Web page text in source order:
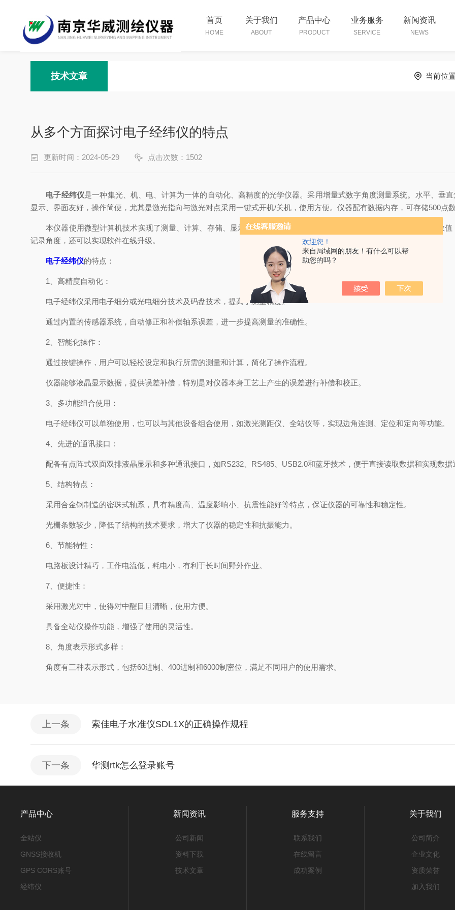
欢迎您！
来自局域网的朋友！有什么可以帮
助您的吗？
首页
HOME
关于我们
ABOUT
产品中心
PRODUCT
业务服务
SERVICE
新闻资讯
NEWS
技术文章 当前位
从多个方面探讨电子经纬仪的特点
更新时间：2024-05-29 点击次数：1502
电子经纬仪是一种集光、机、电、计算为一体的自动化、高精度的光学仪器。采用增量式数字角度测量系统。水平、垂直
显示、界面友好，操作简便，尤其是激光指向与激光对点采用一键式开机/关机，使用方便。仪器配有数据内存，可存储500
本仪器使用微型计算机技术实现了测量、计算、存储、显示等多种功能。它可以实时显示出水平角、垂直角测量结果数
记录角度，还可以实现软件在线升级。
电子经纬仪的特点：
1、高精度自动化：
电子经纬仪采用电子细分或光电细分技术及码盘技术，提高了测量精度。
通过内置的传感器系统，自动修正和补偿轴系误差，进一步提高测量的准确性。
2、智能化操作：
通过按键操作，用户可以轻松设定和执行所需的测量和计算，简化了操作流程。
仪器能够液晶显示数据，提供误差补偿，特别是对仪器本身工艺上产生的误差进行补偿和校正。
3、多功能组合使用：
电子经纬仪可以单独使用，也可以与其他设备组合使用，如激光测距仪、全站仪等，实现边角连测、定位和定向等功能。
4、先进的通讯接口：
配备有点阵式双面双排液晶显示和多种通讯接口，如RS232、RS485、USB2.0和蓝牙技术，便于直接读取数据和实现数据
5、结构特点：
采用合金钢制造的密珠式轴系，具有精度高、温度影响小、抗震性能好等特点，保证仪器的可靠性和稳定性。
光栅条数较少，降低了结构的技术要求，增大了仪器的稳定性和抗振能力。
6、节能特性：
电路板设计精巧，工作电流低，耗电小，有利于长时间野外作业。
7、便捷性：
采用激光对中，使得对中醒目且清晰，使用方便。
具备全站仪操作功能，增强了使用的灵活性。
8、角度表示形式多样：
角度有三种表示形式，包括60进制、400进制和6000制密位，满足不同用户的使用需求。
上一条 索佳电子水准仪SDL1X的正确操作规程
下一条 华测rtk怎么登录账号
产品中心
全站仪
GNSS接收机
GPS CORS账号
经纬仪
新闻资讯
公司新闻
资料下载
技术文章
服务支持
联系我们
在线留言
成功案例
关于我们
公司简介
企业文化
资质荣誉
加入我们